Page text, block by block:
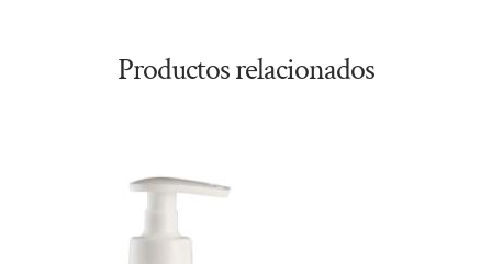
Productos relacionados